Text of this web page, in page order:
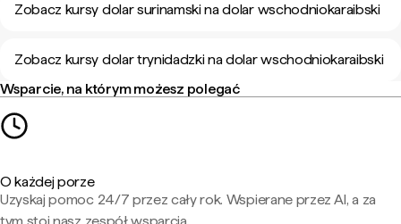
Zobacz kursy dolar surinamski na dolar wschodniokaraibski
Zobacz kursy dolar trynidadzki na dolar wschodniokaraibski
Wsparcie, na którym możesz polegać
O każdej porze
Uzyskaj pomoc 24/7 przez cały rok. Wspierane przez AI, a za